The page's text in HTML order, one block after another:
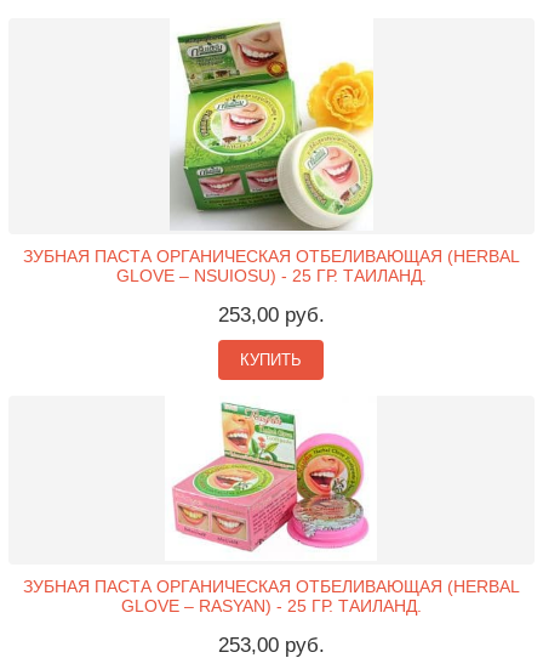
ЗУБНАЯ ПАСТА ОРГАНИЧЕСКАЯ ОТБЕЛИВАЮЩАЯ (HERBAL
GLOVE – NSUIOSU) - 25 ГР. ТАИЛАНД.
253,00 руб.
КУПИТЬ
ЗУБНАЯ ПАСТА ОРГАНИЧЕСКАЯ ОТБЕЛИВАЮЩАЯ (HERBAL
GLOVE – RASYAN) - 25 ГР. ТАИЛАНД.
253,00 руб.